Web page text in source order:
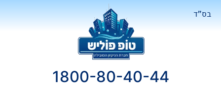
בס"ד
1800-80-40-44